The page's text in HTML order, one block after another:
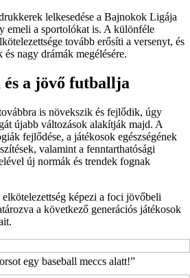
lelkesedése a Bajnokok Ligája
emeli a sportolókat is. A különféle
tovább erősíti a versenyt, és
nagy drámák megélésére.
a jövő futballja
is növekszik és fejlődik, úgy
újabb változások alakítják majd. A
fejlődése, a játékosok egészségének
valamint a fenntarthatósági
új normák és trendek fognak
képezi a foci jövőbeli
a következő generációs játékosok
egy baseball meccs alatt!”